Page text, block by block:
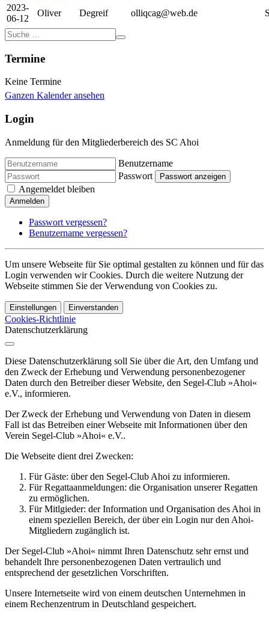
2023-
06-12
Oliver Degreif olliqcag@web.de
Termine
Keine Termine
Ganzen Kalender ansehen
Login
Anmeldung für den Mitgliederbereich des SC Ahoi
Benutzername
Passwort
Passwort anzeigen
Angemeldet bleiben
Anmelden
Passwort vergessen?
Benutzername vergessen?
Um unsere Webseite für Sie optimal gestalten zu können und für das
Login verwenden wir Cookies. Durch die weitere Nutzung der
Webseite stimmen Sie der Verwendung von Cookies zu.
Einstellungen Einverstanden
Cookies-Richtlinie
Datenschutzerklärung
Diese Datenschutzerklärung soll Sie über die Art, den Umfang und
den Zweck der Erhebung und Verwendung personenbezogener
Daten durch den Betreiber dieser Website, den Segel-Club »Ahoi«
e.V., informieren.
Der Zweck der Erhebung und Verwendung von Daten in diesem
Fall ist das Betreiben einer Webseite mit Informationen über den
Verein Segel-Club »Ahoi« e.V..
Die Webseite dient drei Zwecken:
Für Gäste: über den Segel-Club Ahoi zu informieren.
Für Regattaanmeldungen: die Organisation unserer Regatten
zu ermöglichen.
Für Mitlgieder: der Information und Organisation des Ahoi in
einem speziellen Bereich, der über ein Login nur den Ahoi-
Mitgliedern zugänglich ist.
Der Segel-Club »Ahoi« nimmt Ihren Datenschutz sehr ernst und
behandelt Ihre personenbezogenen Daten vertraulich und
entsprechend der gesetzlichen Vorschriften.
Unsere Internetseite wird von einem deutschen Unternehmen in
einem Rechenzentrum in Deutschland gespeichert.